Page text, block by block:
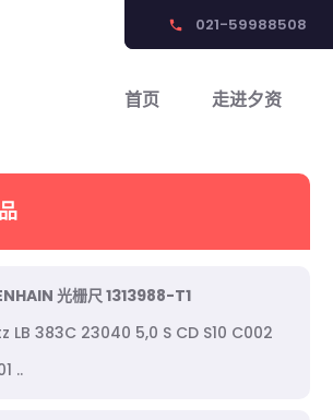
phone 021-59988508
首页 走进夕资
光栅尺 1313988-T1
LB 383C 23040 5,0 S CD S10 C002
..